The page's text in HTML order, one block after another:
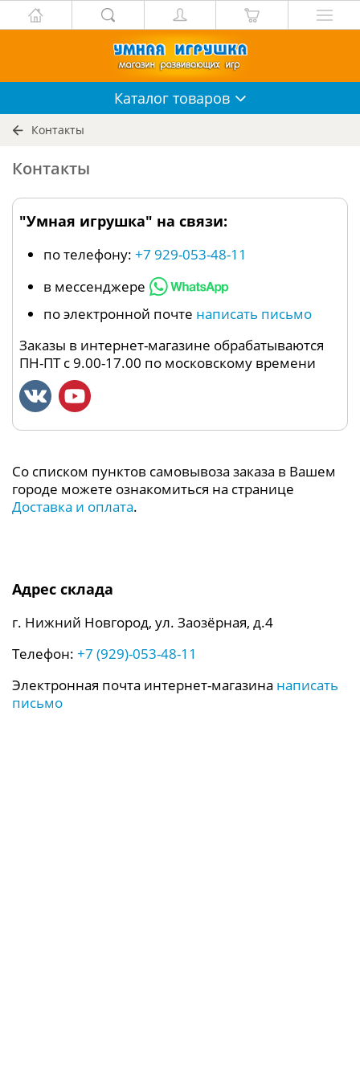
Каталог товаров
Контакты
Контакты
"Умная игрушка" на связи:
по телефону: +7 929-053-48-11
в мессенджере
по электронной почте написать письмо
Заказы в интернет-магазине обрабатываются
ПН-ПТ с 9.00-17.00 по московскому времени
Со списком пунктов самовывоза заказа в Вашем
городе можете ознакомиться на странице
Доставка и оплата.
Адрес склада
г. Нижний Новгород, ул. Заозёрная, д.4
Телефон: +7 (929)-053-48-11
Электронная почта интернет-магазина написать
письмо